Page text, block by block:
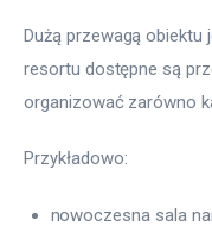
Dużą przewagą obiektu
resortu dostępne są
organizować zarówno
Przykładowo:
nowoczesna sala